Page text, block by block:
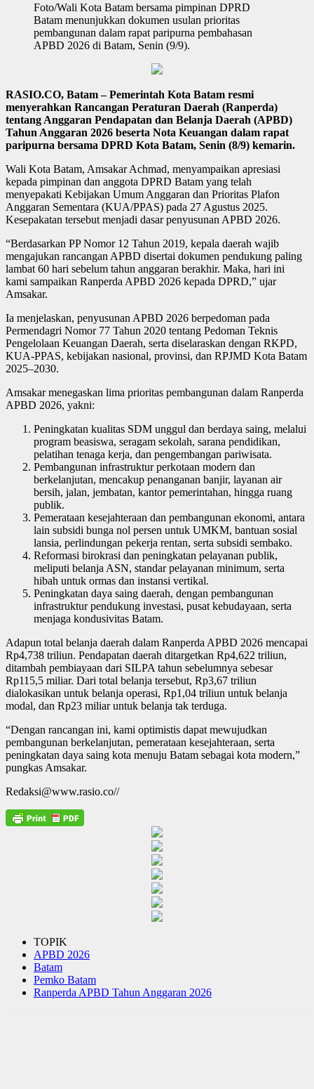
Foto/Wali Kota Batam bersama pimpinan DPRD
Batam menunjukkan dokumen usulan prioritas
pembangunan dalam rapat paripurna pembahasan
APBD 2026 di Batam, Senin (9/9).
RASIO.CO, Batam – Pemerintah Kota Batam resmi
menyerahkan Rancangan Peraturan Daerah (Ranperda)
tentang Anggaran Pendapatan dan Belanja Daerah (APBD)
Tahun Anggaran 2026 beserta Nota Keuangan dalam rapat
paripurna bersama DPRD Kota Batam, Senin (8/9) kemarin.
Wali Kota Batam, Amsakar Achmad, menyampaikan apresiasi
kepada pimpinan dan anggota DPRD Batam yang telah
menyepakati Kebijakan Umum Anggaran dan Prioritas Plafon
Anggaran Sementara (KUA/PPAS) pada 27 Agustus 2025.
Kesepakatan tersebut menjadi dasar penyusunan APBD 2026.
“Berdasarkan PP Nomor 12 Tahun 2019, kepala daerah wajib
mengajukan rancangan APBD disertai dokumen pendukung paling
lambat 60 hari sebelum tahun anggaran berakhir. Maka, hari ini
kami sampaikan Ranperda APBD 2026 kepada DPRD,” ujar
Amsakar.
Ia menjelaskan, penyusunan APBD 2026 berpedoman pada
Permendagri Nomor 77 Tahun 2020 tentang Pedoman Teknis
Pengelolaan Keuangan Daerah, serta diselaraskan dengan RKPD,
KUA-PPAS, kebijakan nasional, provinsi, dan RPJMD Kota Batam
2025–2030.
Amsakar menegaskan lima prioritas pembangunan dalam Ranperda
APBD 2026, yakni:
Peningkatan kualitas SDM unggul dan berdaya saing, melalui
program beasiswa, seragam sekolah, sarana pendidikan,
pelatihan tenaga kerja, dan pengembangan pariwisata.
Pembangunan infrastruktur perkotaan modern dan
berkelanjutan, mencakup penanganan banjir, layanan air
bersih, jalan, jembatan, kantor pemerintahan, hingga ruang
publik.
Pemerataan kesejahteraan dan pembangunan ekonomi, antara
lain subsidi bunga nol persen untuk UMKM, bantuan sosial
lansia, perlindungan pekerja rentan, serta subsidi sembako.
Reformasi birokrasi dan peningkatan pelayanan publik,
meliputi belanja ASN, standar pelayanan minimum, serta
hibah untuk ormas dan instansi vertikal.
Peningkatan daya saing daerah, dengan pembangunan
infrastruktur pendukung investasi, pusat kebudayaan, serta
menjaga kondusivitas Batam.
Adapun total belanja daerah dalam Ranperda APBD 2026 mencapai
Rp4,738 triliun. Pendapatan daerah ditargetkan Rp4,622 triliun,
ditambah pembiayaan dari SILPA tahun sebelumnya sebesar
Rp115,5 miliar. Dari total belanja tersebut, Rp3,67 triliun
dialokasikan untuk belanja operasi, Rp1,04 triliun untuk belanja
modal, dan Rp23 miliar untuk belanja tak terduga.
“Dengan rancangan ini, kami optimistis dapat mewujudkan
pembangunan berkelanjutan, pemerataan kesejahteraan, serta
peningkatan daya saing kota menuju Batam sebagai kota modern,”
pungkas Amsakar.
Redaksi@www.rasio.co//
TOPIK
APBD 2026
Batam
Pemko Batam
Ranperda APBD Tahun Anggaran 2026